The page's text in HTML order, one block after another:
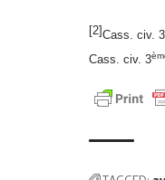
[2]Cass. civ. 3
Cass. civ. 3